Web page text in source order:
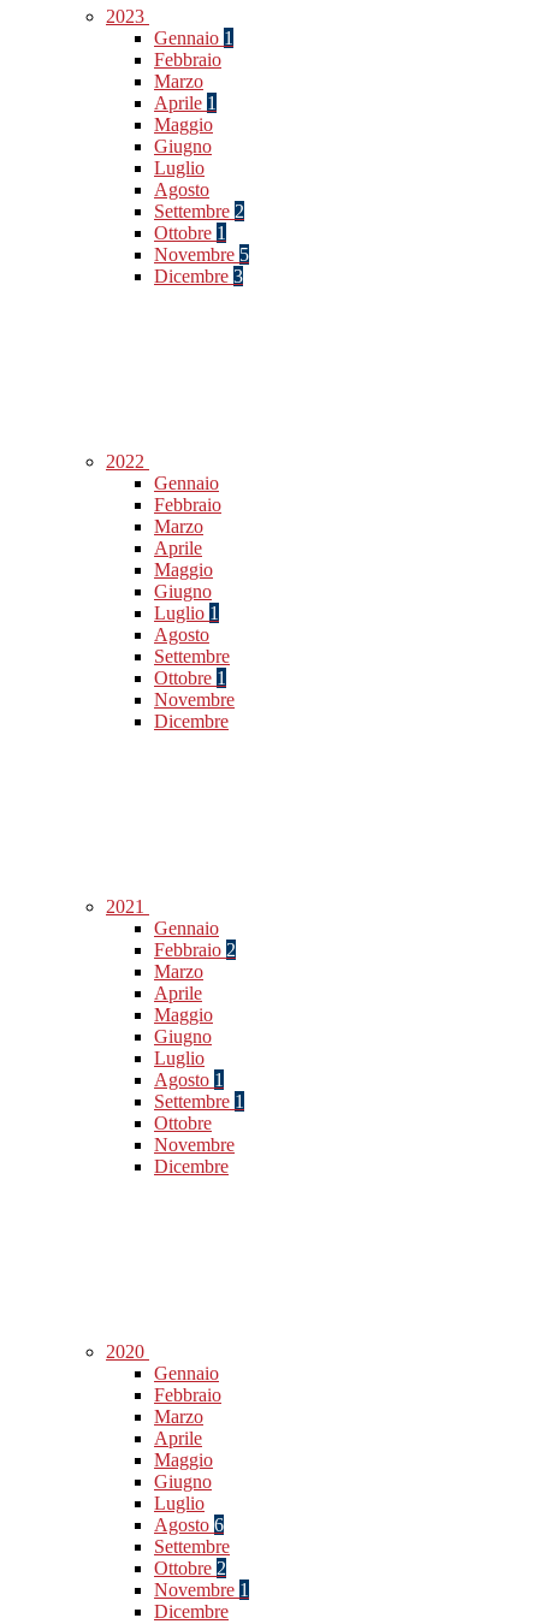
2023
Gennaio 1
Febbraio
Marzo
Aprile 1
Maggio
Giugno
Luglio
Agosto
Settembre 2
Ottobre 1
Novembre 5
Dicembre 3
2022
Gennaio
Febbraio
Marzo
Aprile
Maggio
Giugno
Luglio 1
Agosto
Settembre
Ottobre 1
Novembre
Dicembre
2021
Gennaio
Febbraio 2
Marzo
Aprile
Maggio
Giugno
Luglio
Agosto 1
Settembre 1
Ottobre
Novembre
Dicembre
2020
Gennaio
Febbraio
Marzo
Aprile
Maggio
Giugno
Luglio
Agosto 6
Settembre
Ottobre 2
Novembre 1
Dicembre